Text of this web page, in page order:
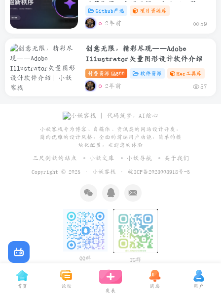
开箱即用，大厂开源！专业 AI 聊天
界面工具包：Ant Design X，AI客
服、AI助手、智能问答套着就能用。
Github严选 项目资源库
2年前 59
创意无限，精彩尽现——Adobe
Illustrator矢量图形设计软件介绍
付费资源 500 软件资源 Mac工具库
2年前 57
小妖客栈专为博客、自媒体、资讯类的网站设计开发，
简约优雅的设计风格，全面的前端用户功能，简单的模
块化配置，欢迎您的体验
三尺剑妖的站点 小妖文库 小妖导航 关于我们
Copyright © 2025 · 小妖客栈 · 皖ICP备2023003918号-5
QQ群 TG群
首页
论坛
发表
消息 用户